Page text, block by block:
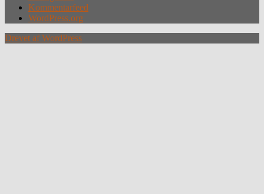
Kommentarfeed
WordPress.org
Drevet af WordPress